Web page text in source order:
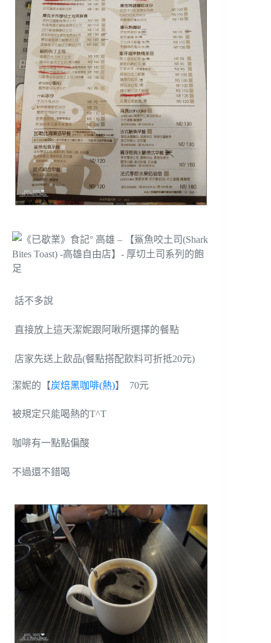
話不多說
直接放上這天潔妮跟阿啾所選擇的餐點
店家先送上飲品(餐點搭配飲料可折抵20元)
潔妮的【炭焙黑咖啡(熱)】 70元
被規定只能喝熱的T^T
咖啡有一點點偏酸
不過還不錯喝